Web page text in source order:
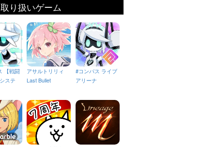
り扱いゲーム
【戦闘
ステ
アサルトリリィ
Last Bullet
#コンパス ライブ
アリーナ